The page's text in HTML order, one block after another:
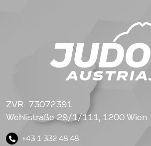
ZVR: 73072391
Wehlistraße 29/1/111, 1200 Wien
+43 1 332 48 48